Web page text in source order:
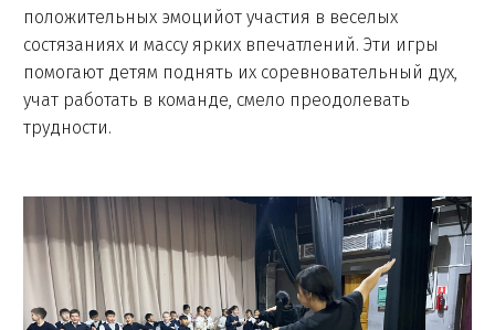
положительных эмоцийот участия в веселых
состязаниях и массу ярких впечатлений. Эти игры
помогают детям поднять их соревновательный дух,
учат работать в команде, смело преодолевать
трудности.